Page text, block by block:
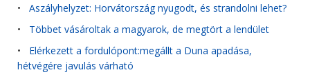
• Aszályhelyzet: Horvátország nyugodt, és strandolni lehet?
• Többet vásároltak a magyarok, de megtört a lendület
• Elérkezett a fordulópont:megállt a Duna apadása,
hétvégére javulás várható